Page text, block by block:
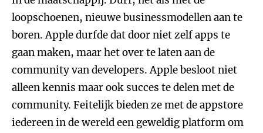
loopschoenen, nieuwe businessmodellen aan te
boren. Apple durfde dat door niet zelf apps te
gaan maken, maar het over te laten aan de
community van developers. Apple besloot niet
alleen kennis maar ook succes te delen met de
community. Feitelijk bieden ze met de appstore
iedereen in de wereld een geweldig platform om